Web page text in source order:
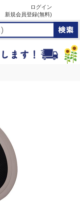
ログイン
新規会員登録(無料)